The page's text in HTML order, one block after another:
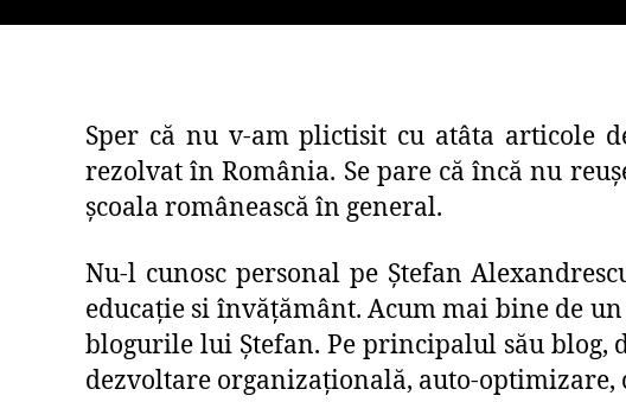
Sper că nu v-am plictisit cu atâta articole
rezolvat în România. Se pare că încă nu
școala românească în general.
Nu-l cunosc personal pe Ștefan
educație si învățământ. Acum mai bine de
blogurile lui Ștefan. Pe principalul său blog,
dezvoltare organizaţională, auto-optimizare,